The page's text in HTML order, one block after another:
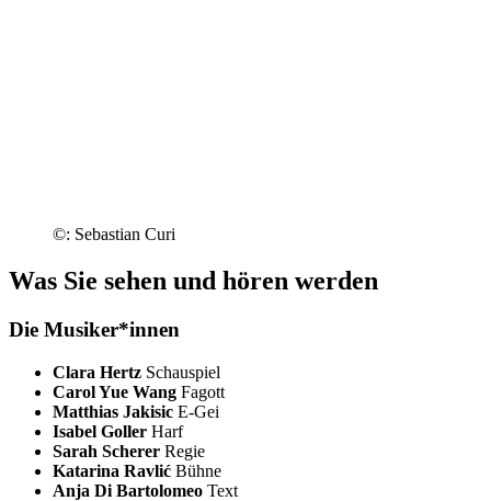
©: Sebastian Curi
Was Sie sehen und hören werden
Die Musiker*innen
Clara Hertz Schauspiel
Carol Yue Wang Fagott
Matthias Jakisic E-Gei
Isabel Goller Harf
Sarah Scherer Regie
Katarina Ravlić Bühne
Anja Di Bartolomeo Text